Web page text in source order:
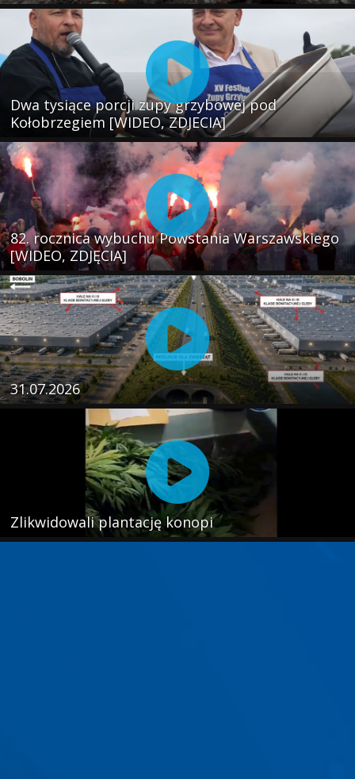
Dwa tysiące porcji zupy grzybowej pod
Kołobrzegiem [WIDEO, ZDJECIA]
82. rocznica wybuchu Powstania Warszawskiego
[WIDEO, ZDJĘCIA]
31.07.2026
Zlikwidowali plantację konopi